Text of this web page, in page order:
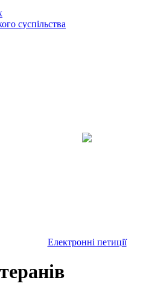
суспільства
Електронні петиції